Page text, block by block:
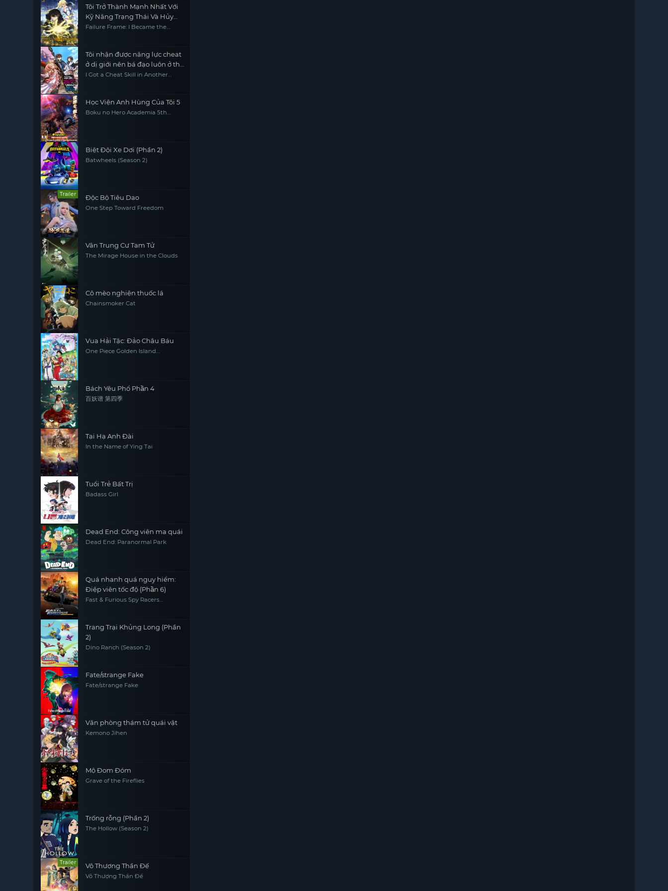
Tôi Trở Thành Mạnh Nhất Với
Kỹ Năng Trạng Thái Và Hủy
Diệt Tất Cả
Failure Frame: I Became the
Tôi nhận được năng lực cheat
ở dị giới nên bá đạo luôn ở thế
giới thực
I Got a Cheat Skill in Another
Học Viện Anh Hùng Của Tôi 5
Boku no Hero Academia 5th
Biệt Đội Xe Dơi (Phần 2)
Batwheels (Season 2)
Trailer Độc Bộ Tiêu Dao
One Step Toward Freedom
Vân Trung Cư Tam Tử
The Mirage House in the Clouds
Cô mèo nghiện thuốc lá
Chainsmoker Cat
Vua Hải Tặc: Đảo Châu Báu
One Piece Golden Island
Bách Yêu Phổ Phần 4
百妖谱 第四季
Tại Hạ Anh Đài
In the Name of Ying Tai
Tuổi Trẻ Bất Trị
Badass Girl
Dead End: Công viên ma quái
Dead End: Paranormal Park
Quá nhanh quá nguy hiểm:
Điệp viên tốc độ (Phần 6)
Fast & Furious Spy Racers
Trang Trại Khủng Long (Phần
2)
Dino Ranch (Season 2)
Fate/strange Fake
Fate/strange Fake
Văn phòng thám tử quái vật
Kemono Jihen
Mộ Đom Đóm
Grave of the Fireflies
Trống rỗng (Phần 2)
The Hollow (Season 2)
Trailer Vô Thượng Thần Đế
Vô Thượng Thần Đế